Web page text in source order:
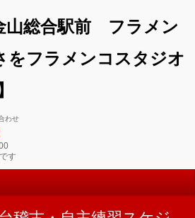
山総合駅前 フラメン
をフラメンコスタジオ
わせ
す